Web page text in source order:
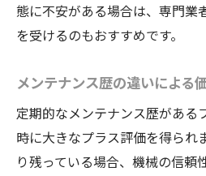
態に不安がある場合は、専門業
を受けるのもおすすめです。
メンテナンス歴の違いによる
定期的なメンテナンス歴がある
時に大きなプラス評価を得られ
り残っている場合、機械の信頼